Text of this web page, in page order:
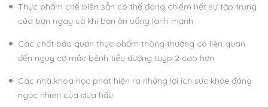
Thực phẩm chế biến sẵn có thể đang chiếm hết sự tập trung
của bạn ngay cả khi bạn ăn uống lành mạnh
Các chất bảo quản thực phẩm thông thường có liên quan
đến nguy cơ mắc bệnh tiểu đường tuýp 2 cao hơn
Các nhà khoa học phát hiện ra những lợi ích sức khỏe đáng
ngạc nhiên của dưa hấu